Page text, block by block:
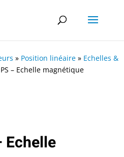
» Position linéaire » Echelles &
– Echelle magnétique
Echelle